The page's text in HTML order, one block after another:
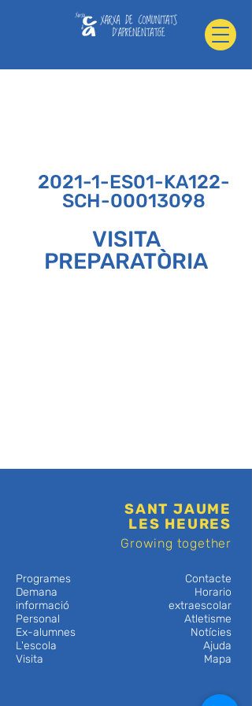
2021-1-ES01-KA122-
SCH-00013098
VISITA
PREPARATÒRIA
SANT JAUME
LES HEURES
Growing together
Programes
Demana
informació
Personal
Ex-alumnes
L'escola
Visita
Contacte
Horario
extraescolar
Atletisme
Notícies
Ajuda
Mapa